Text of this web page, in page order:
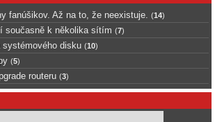
fanúšikov. Až na to, že neexistuje. (14)
současně k několika sítím (7)
systémového disku (10)
(5)
routeru (3)